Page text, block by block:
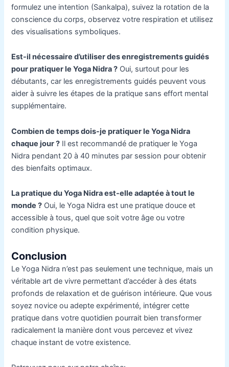
formulez une intention (Sankalpa), suivez la rotation de la
conscience du corps, observez votre respiration et utilisez
des visualisations symboliques.
Est-il nécessaire d’utiliser des enregistrements guidés
pour pratiquer le Yoga Nidra ? Oui, surtout pour les
débutants, car les enregistrements guidés peuvent vous
aider à suivre les étapes de la pratique sans effort mental
supplémentaire.
Combien de temps dois-je pratiquer le Yoga Nidra
chaque jour ? Il est recommandé de pratiquer le Yoga
Nidra pendant 20 à 40 minutes par session pour obtenir
des bienfaits optimaux.
La pratique du Yoga Nidra est-elle adaptée à tout le
monde ? Oui, le Yoga Nidra est une pratique douce et
accessible à tous, quel que soit votre âge ou votre
condition physique.
Conclusion
Le Yoga Nidra n’est pas seulement une technique, mais un
véritable art de vivre permettant d’accéder à des états
profonds de relaxation et de guérison intérieure. Que vous
soyez novice ou adepte expérimenté, intégrer cette
pratique dans votre quotidien pourrait bien transformer
radicalement la manière dont vous percevez et vivez
chaque instant de votre existence.